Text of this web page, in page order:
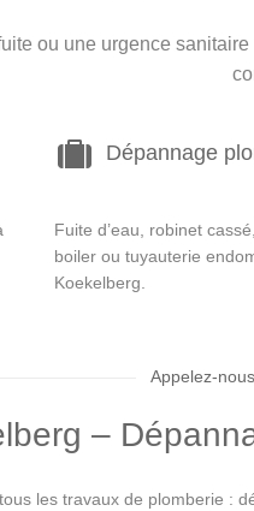
ou une urgence sanitaire
Dépannage
Fuite d’eau, robinet
boiler ou tuyauterie
Koekelberg.
Appelez-
–
les travaux de plomberie :